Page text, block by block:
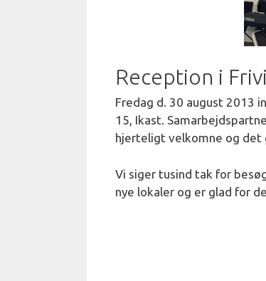
Reception i
Fredag d. 30 august 2013
15, Ikast.
hjerteligt velkomne og det
Vi siger tusind tak for
nye lokaler og er glad for